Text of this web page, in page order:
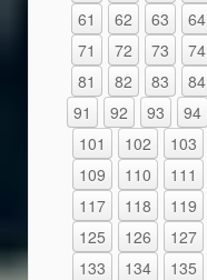
61
62 63 64
71
72 73 74
81
82 83 84
91
92 93 94
101
102 103
109
110 111
117
118 119
125
126 127
133
134 135